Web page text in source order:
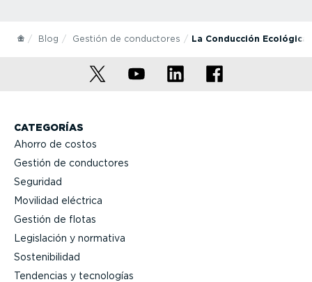
Blog Gestión de conductores La Conducción Ecológica
CATEGORÍAS
Ahorro de costos
Gestión de conductores
Seguridad
Movilidad eléctrica
Gestión de flotas
Legislación y normativa
Sostenibilidad
Tendencias y tecnologías